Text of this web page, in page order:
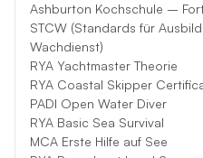
Ashburton Kochschule –
STCW (Standards für
Wachdienst)
RYA Yachtmaster Theorie
RYA Coastal Skipper
PADI Open Water Diver
RYA Basic Sea Survival
MCA Erste Hilfe auf See